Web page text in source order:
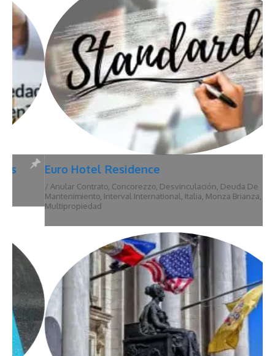
Euro Hotel Residence
Anular Contrato ,Concorezzo,Desvinculación,Deuda De
Mantenimiento,Interval International,Italia,Monza Brianza,
Multipropiedad